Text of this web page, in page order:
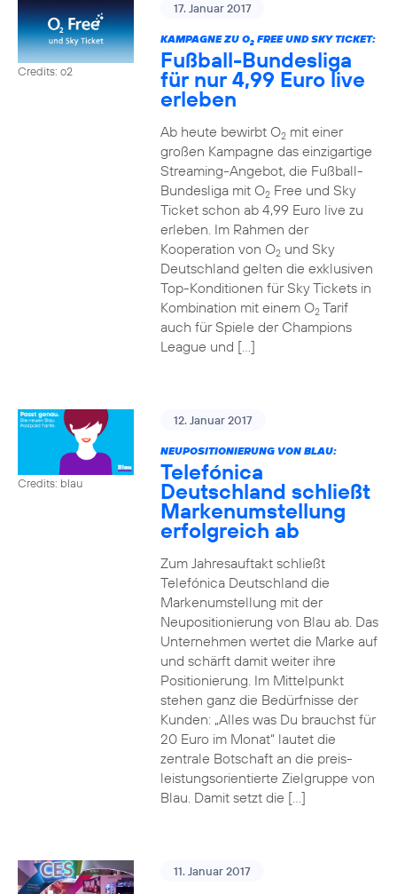
Credits: o2
17. Januar 2017
KAMPAGNE ZU O2FREE UND SKY TICKET:
Fußball-Bundesliga
für nur 4,99 Euro live
erleben
Ab heute bewirbt O2mit einer
großen Kampagne das einzigartige
Streaming-Angebot, die Fußball-
Bundesliga mit O2Free und Sky
Ticket schon ab 4,99 Euro live zu
erleben. Im Rahmen der
Kooperation von O2und Sky
Deutschland gelten die exklusiven
Top-Konditionen für Sky Tickets in
Kombination mit einem O2Tarif
auch für Spiele der Champions
League und […]
Credits: blau
12. Januar 2017
NEUPOSITIONIERUNG VON BLAU:
Telefónica
Deutschland schließt
Markenumstellung
erfolgreich ab
Zum Jahresauftakt schließt
Telefónica Deutschland die
Markenumstellung mit der
Neupositionierung von Blau ab. Das
Unternehmen wertet die Marke auf
und schärft damit weiter ihre
Positionierung. Im Mittelpunkt
stehen ganz die Bedürfnisse der
Kunden: „Alles was Du brauchst für
20 Euro im Monat“ lautet die
zentrale Botschaft an die preis-
leistungsorientierte Zielgruppe von
Blau. Damit setzt die […]
11. Januar 2017